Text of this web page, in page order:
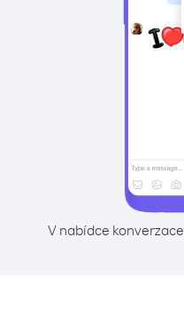
V nabídce